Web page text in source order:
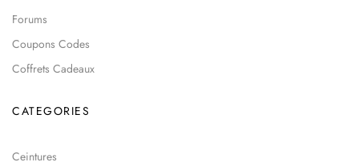
Forums
Coupons Codes
Coffrets Cadeaux
CATEGORIES
Ceintures